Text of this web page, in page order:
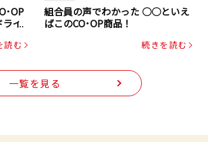
･OP
ライ
読む
組合員の声でわかった ○○といえ
ばこのCO･OP商品！
続きを読む
一覧を見る